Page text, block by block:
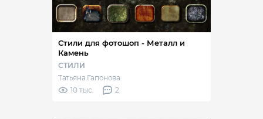
Стили для фотошоп - Металл и
Камень
СТИЛИ
Татьяна Гапонова
10 тыс.
2